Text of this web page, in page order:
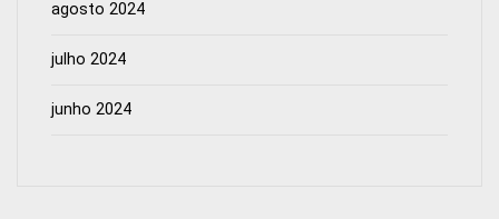
agosto 2024
julho 2024
junho 2024